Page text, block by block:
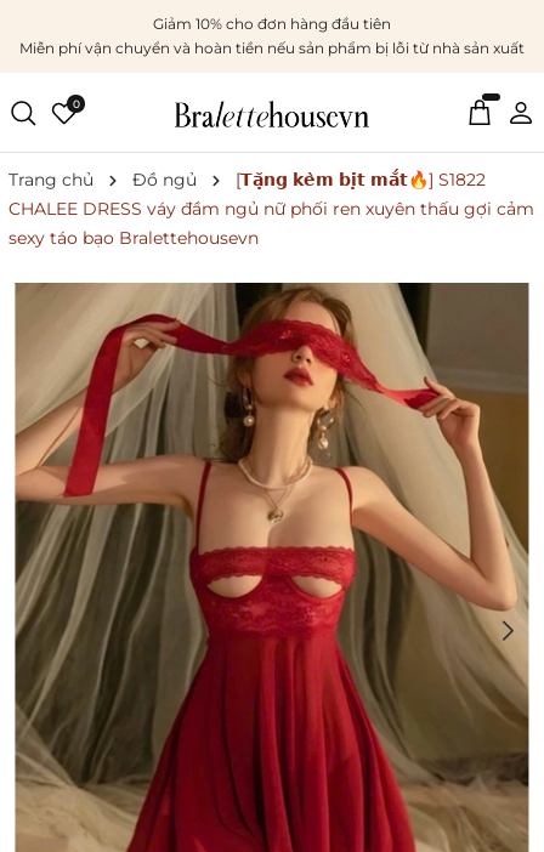
Giảm 10% cho đơn hàng đầu tiên
Miễn phí vận chuyển và hoàn tiền nếu sản phẩm bị lỗi từ nhà sản xuất
0
Trang chủ Đồ ngủ
[𝗧𝗮̣̆𝗻𝗴 𝗸𝗲̀𝗺 𝗯𝗶̣𝘁 𝗺𝗮̆́𝘁🔥] S1822
CHALEE DRESS váy đầm ngủ nữ phối ren xuyên thấu gợi cảm
sexy táo bạo Bralettehousevn